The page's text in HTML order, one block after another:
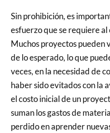
Sin prohibición, es
esfuerzo que se requiere
Muchos proyectos pueden
de lo esperado, lo que
veces, en la necesidad de
haber sido evitados con la
el costo inicial de un
suman los gastos de
perdido en aprender